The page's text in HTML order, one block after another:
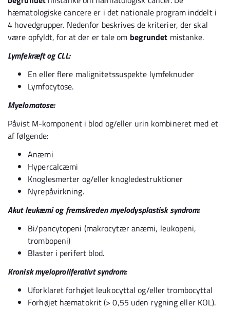
hæmatologiske cancere er i det nationale program inddelt i
4 hovedgrupper. Nedenfor beskrives de kriterier, der skal
være opfyldt, for at der er tale om begrundet mistanke.
Lymfekræft og CLL:
En eller flere malignitetssuspekte lymfeknuder
Lymfocytose.
Myelomatose:
Påvist M-komponent i blod og/eller urin kombineret med et
af følgende:
Anæmi
Hypercalcæmi
Knoglesmerter og/eller knogledestruktioner
Nyrepåvirkning.
Akut leukæmi og fremskreden myelodysplastisk syndrom:
Bi/pancytopeni (makrocytær anæmi, leukopeni,
trombopeni)
Blaster i perifert blod.
Kronisk myeloproliferativt syndrom:
Uforklaret forhøjet leukocyttal og/eller trombocyttal
Forhøjet hæmatokrit (> 0,55 uden rygning eller KOL).